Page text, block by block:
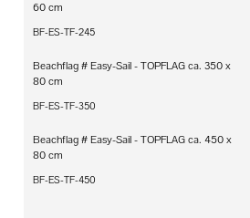
60 cm
BF-ES-TF-245
Beachflag # Easy-Sail - TOPFLAG ca. 350 x
80 cm
BF-ES-TF-350
Beachflag # Easy-Sail - TOPFLAG ca. 450 x
80 cm
BF-ES-TF-450